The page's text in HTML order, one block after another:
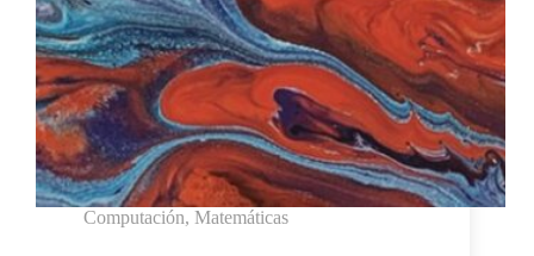
Computación, Matemáticas